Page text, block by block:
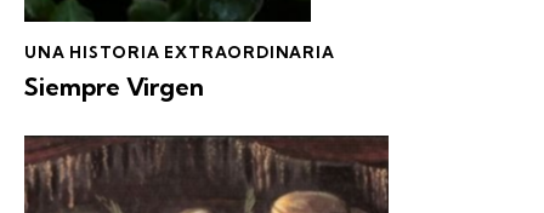
UNA HISTORIA EXTRAORDINARIA
Siempre Virgen